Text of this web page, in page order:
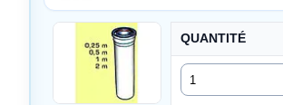
QUANTITÉ
Quantité